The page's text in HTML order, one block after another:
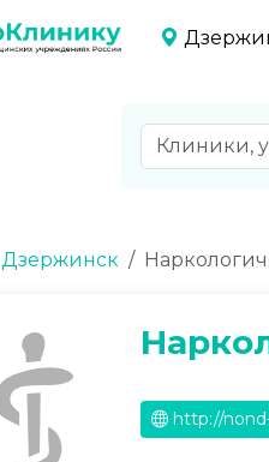
Дзержинск
http://